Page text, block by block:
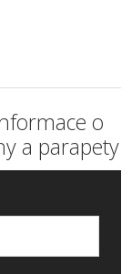
o
a parapety